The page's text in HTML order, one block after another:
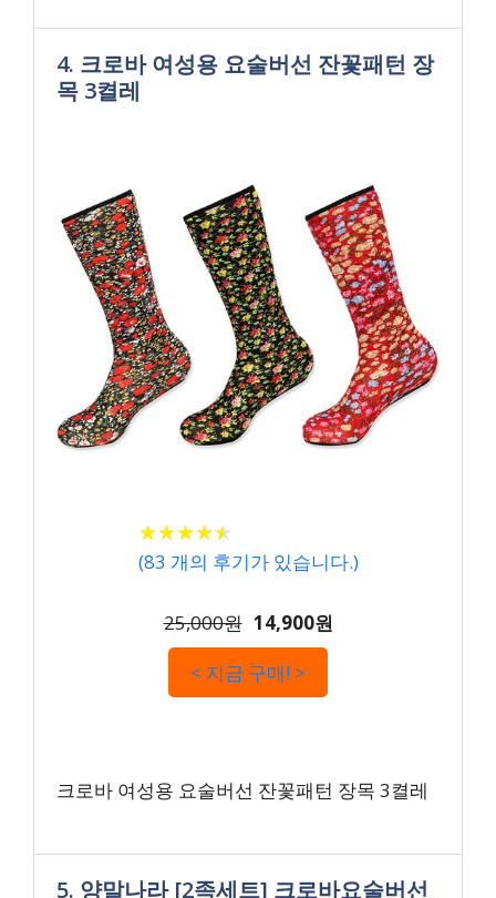
4. 크로바 여성용 요술버선 잔꽃패턴 장
목 3켤레
★★★★★
★★★★★
(83 개의 후기가 있습니다.)
25,000원 14,900원
< 지금 구매! >
크로바 여성용 요술버선 잔꽃패턴 장목 3켤레
5. 양말나라 [2족세트] 크로바요술버선